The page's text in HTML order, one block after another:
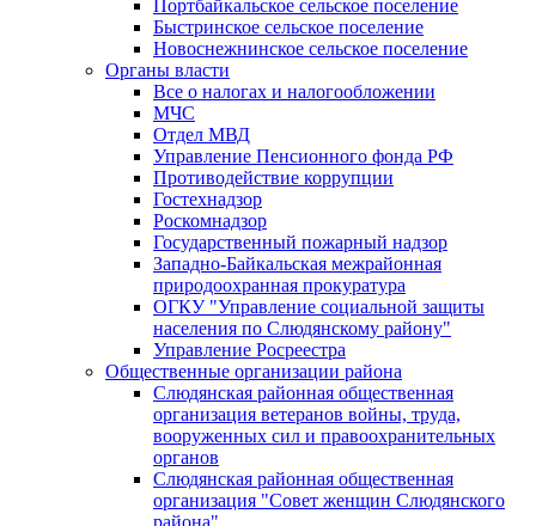
Портбайкальское сельское поселение
Быстринское сельское поселение
Новоснежнинское сельское поселение
Органы власти
Все о налогах и налогообложении
МЧС
Отдел МВД
Управление Пенсионного фонда РФ
Противодействие коррупции
Гостехнадзор
Роскомнадзор
Государственный пожарный надзор
Западно-Байкальская межрайонная
природоохранная прокуратура
ОГКУ "Управление социальной защиты
населения по Слюдянскому району"
Управление Росреестра
Общественные организации района
Слюдянская районная общественная
организация ветеранов войны, труда,
вооруженных сил и правоохранительных
органов
Слюдянская районная общественная
организация "Совет женщин Слюдянского
района"